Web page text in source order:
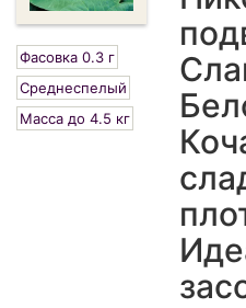
Фасовка 0.3 г
Среднеспелый
Масса до 4.5 кг